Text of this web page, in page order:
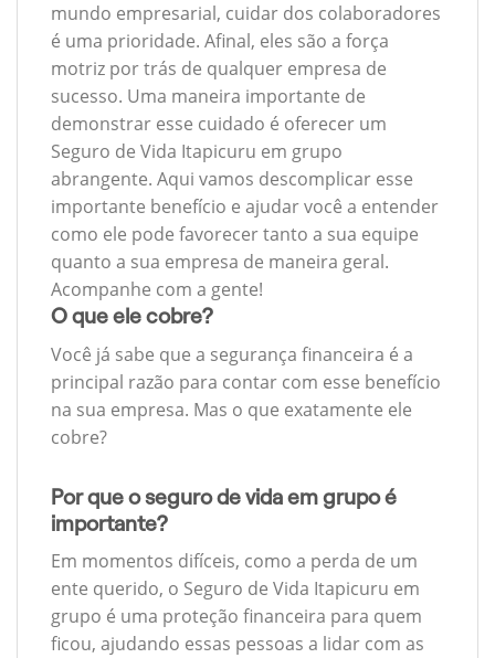
mundo empresarial, cuidar dos colaboradores
é uma prioridade. Afinal, eles são a força
motriz por trás de qualquer empresa de
sucesso. Uma maneira importante de
demonstrar esse cuidado é oferecer um
Seguro de Vida Itapicuru em grupo
abrangente. Aqui vamos descomplicar esse
importante benefício e ajudar você a entender
como ele pode favorecer tanto a sua equipe
quanto a sua empresa de maneira geral.
Acompanhe com a gente!
O que ele cobre?
Você já sabe que a segurança financeira é a
principal razão para contar com esse benefício
na sua empresa. Mas o que exatamente ele
cobre?
Por que o seguro de vida em grupo é
importante?
Em momentos difíceis, como a perda de um
ente querido, o Seguro de Vida Itapicuru em
grupo é uma proteção financeira para quem
ficou, ajudando essas pessoas a lidar com as